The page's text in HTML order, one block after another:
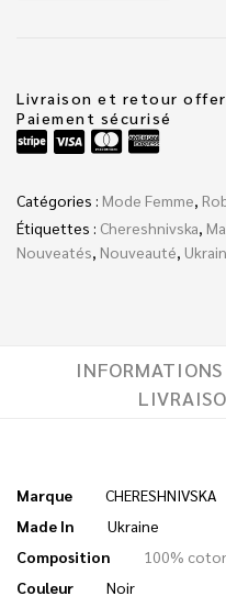
Livraison et retour
Paiement sécurisé
Catégories : Mode Femme
Étiquettes : Chereshnivska
Nouveatés Nouveauté
Marque
CHERESHNIVSKA
Made In
Ukraine
Composition
100%
Couleur
Noir